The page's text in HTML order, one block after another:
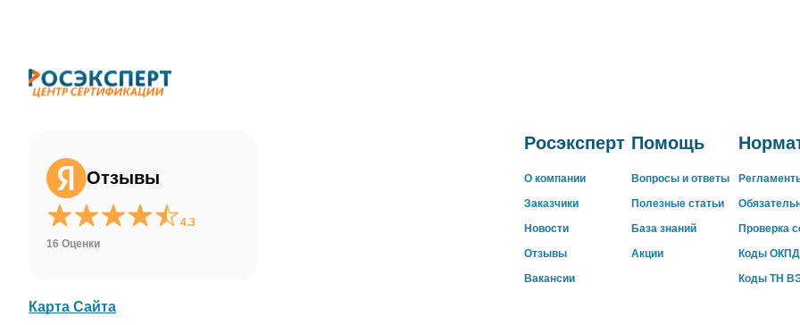
Отзывы
4.3
16 Оценки
Росэксперт
О компании
Заказчики
Новости
Отзывы
Вакансии
Помощь
Вопросы и ответы
Полезные статьи
База знаний
Акции
Проверка
Коды
Коды ТН
Карта Сайта
WhatsApp